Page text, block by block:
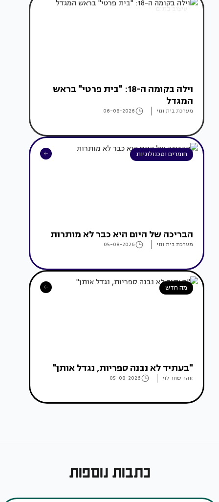
עיצוב בתים
וילה בקומה ה-18: "בית פרטי" בראש
המגדל
מערכת בית ונוי 06-08-2026
חומרים וטכנולוגיות
הבריכה של היום היא כבר לא מותרות
מערכת בית ונוי 05-08-2026
מה חדש
"בעתיד לא נבנה ספריות, נגדל אותן"
זוהר שחר לוי 05-08-2026
כתבות נוספות